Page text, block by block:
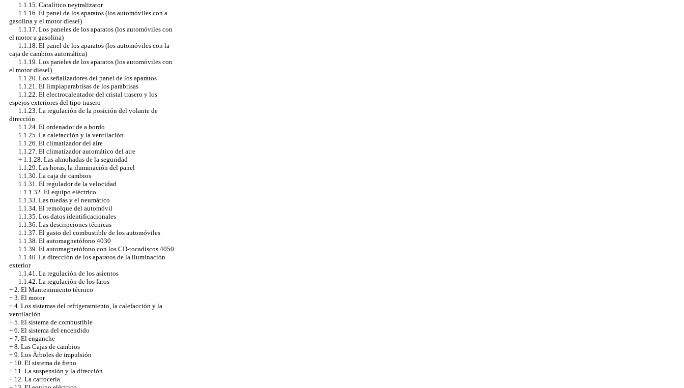
1.1.15. Catalítico neytralizator
1.1.16. El panel de los aparatos (los automóviles con a
gasolina y el motor diesel)
1.1.17. Los paneles de los aparatos (los automóviles con
el motor a gasolina)
1.1.18. El panel de los aparatos (los automóviles con la
caja de cambios automática)
1.1.19. Los paneles de los aparatos (los automóviles con
el motor diesel)
1.1.20. Los señalizadores del panel de los aparatos
1.1.21. El limpiaparabrisas de los parabrisas
1.1.22. El electrocalentador del cristal trasero y los
espejos exteriores del tipo trasero
1.1.23. La regulación de la posición del volante de
dirección
1.1.24. El ordenador de a bordo
1.1.25. La calefacción y la ventilación
1.1.26. El climatizador del aire
1.1.27. El climatizador automático del aire
+ 1.1.28. Las almohadas de la seguridad
1.1.29. Las horas, la iluminación del panel
1.1.30. La caja de cambios
1.1.31. El regulador de la velocidad
+ 1.1.32. El equipo eléctrico
1.1.33. Las ruedas y el neumático
1.1.34. El remolque del automóvil
1.1.35. Los datos identificacionales
1.1.36. Las descripciones técnicas
1.1.37. El gasto del combustible de los automóviles
1.1.38. El automagnetófono 4030
1.1.39. El automagnetófono con los CD-tocadiscos 4050
1.1.40. La dirección de los aparatos de la iluminación
exterior
1.1.41. La regulación de los asientos
1.1.42. La regulación de los faros
+ 2. El Mantenimiento técnico
+ 3. El motor
+ 4. Los sistemas del refrigeramiento, la calefacción y la
ventilación
+ 5. El sistema de combustible
+ 6. El sistema del encendido
+ 7. El enganche
+ 8. Las Cajas de cambios
+ 9. Los Árboles de impulsión
+ 10. El sistema de freno
+ 11. La suspensión y la dirección
+ 12. La carrocería